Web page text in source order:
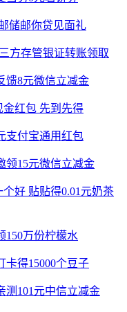
储邮你贷见面礼
方存管银证转账领取
馈8元微信立减金
金红包 先到先得
支付宝通用红包
领15元微信立减金
好 贴贴得0.01元奶茶
150万份柠檬水
卡得15000个豆子
测101元中信立减金